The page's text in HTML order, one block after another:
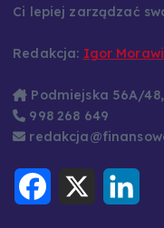
Ci lepiej zarządzać
Redakcja: Igor
Podmiejska 56A/
998 268 649
X